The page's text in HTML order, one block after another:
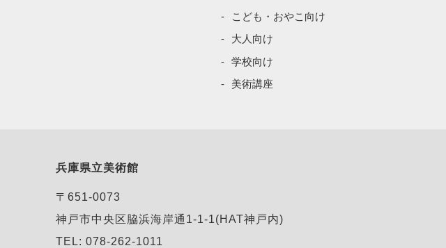
こども・おやこ向け
大人向け
学校向け
美術講座
兵庫県立美術館
〒651-0073
神戸市中央区脇浜海岸通1-1-1(HAT神戸内)
TEL: 078-262-1011